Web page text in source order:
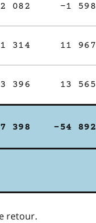
082 -1 598
314 11 967
396 13 565
398 -54 892
retour.